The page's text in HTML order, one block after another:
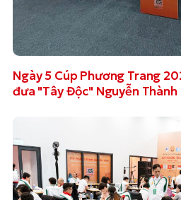
Ngày 5 Cúp Phương Trang
đưa "Tây Độc" Nguyễn